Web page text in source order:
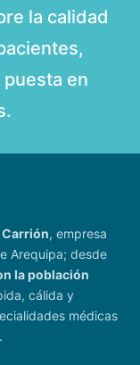
la calidad
en
, empresa
Arequipa; desde
la población
cálida y
médicas